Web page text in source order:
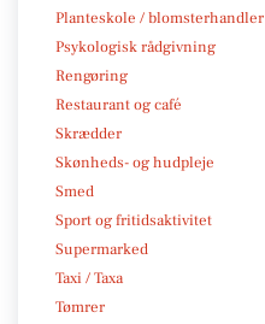
Planteskole / blomsterhandler
Psykologisk rådgivning
Rengøring
Restaurant og café
Skrædder
Skønheds- og hudpleje
Smed
Sport og fritidsaktivitet
Supermarked
Taxi / Taxa
Tømrer